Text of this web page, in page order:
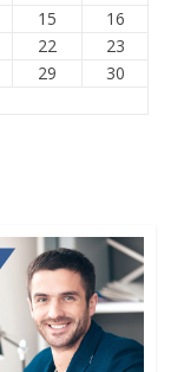
15
16
22
23
29
30